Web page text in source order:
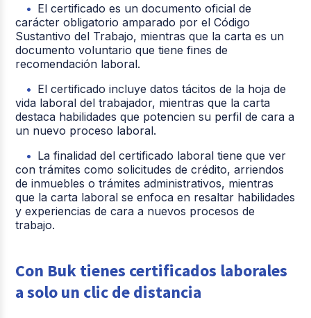
El certificado es un documento oficial de
carácter obligatorio amparado por el Código
Sustantivo del Trabajo, mientras que la carta es un
documento voluntario que tiene fines de
recomendación laboral.
El certificado incluye datos tácitos de la hoja de
vida laboral del trabajador, mientras que la carta
destaca habilidades que potencien su perfil de cara a
un nuevo proceso laboral.
La finalidad del certificado laboral tiene que ver
con trámites como solicitudes de crédito, arriendos
de inmuebles o trámites administrativos, mientras
que la carta laboral se enfoca en resaltar habilidades
y experiencias de cara a nuevos procesos de
trabajo.
Con Buk tienes certificados laborales
a solo un clic de distancia